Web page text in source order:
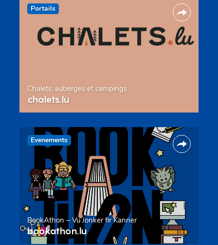
Portails
Chalets, auberges et campings
chalets.lu
Evenements
BookAthon – Vu Jonker fir Kanner
bookathon.lu